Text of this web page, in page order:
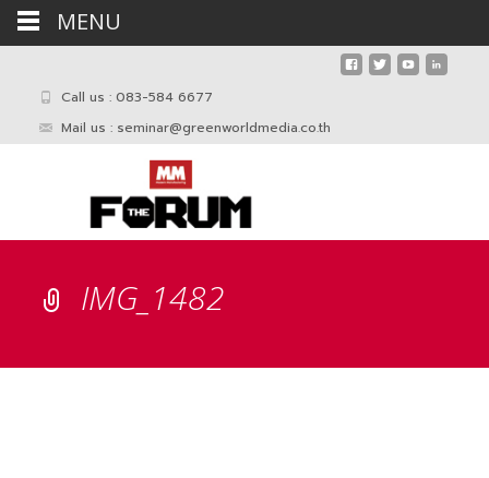
Call us : 083-584 6677
Mail us : seminar@greenworldmedia.co.th
IMG_1482
MENU